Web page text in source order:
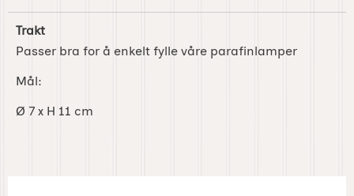
Trakt
Passer bra for å enkelt fylle våre parafinlamper
Mål:
Ø 7 x H 11 cm